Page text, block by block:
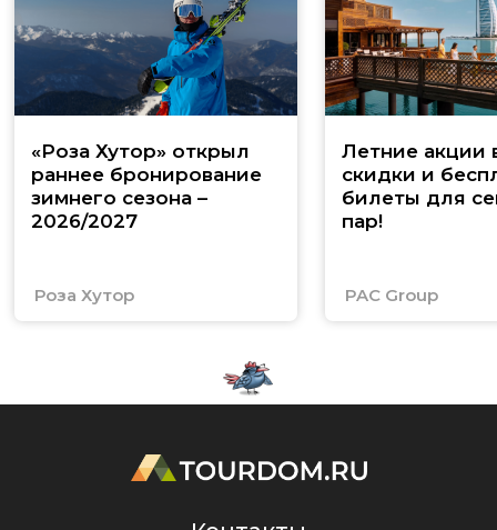
«Роза Хутор» открыл
раннее бронирование
зимнего сезона –
2026/2027
Роза Хутор
Летние акции
скидки и
билеты для
пар!
PAC Group